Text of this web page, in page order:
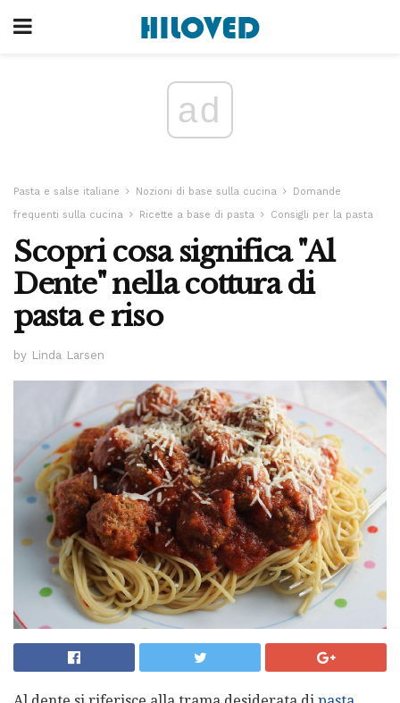
ad
Pasta e salse italiane Nozioni di base sulla cucina
Domande
frequenti sulla cucina
Ricette a base di pasta Consigli per la pasta
Scopri cosa significa "Al
Dente" nella cottura di
pasta e riso
by Linda Larsen